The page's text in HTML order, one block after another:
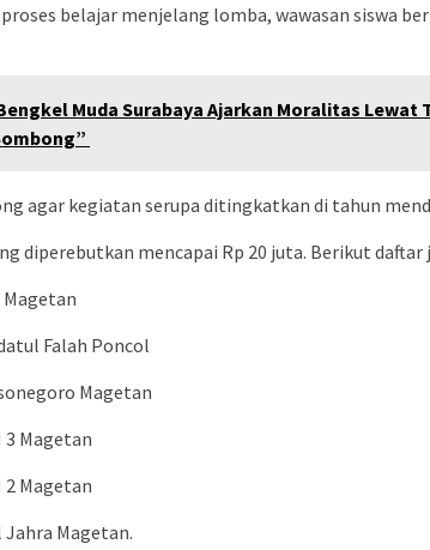
proses belajar menjelang lomba, wawasan siswa
Muda Surabaya Ajarkan Moralitas Lewat
agar kegiatan serupa ditingkatkan di tahun
diperebutkan mencapai Rp 20 juta. Berikut daftar
Magetan
Falah Poncol
Magetan
3 Magetan
2 Magetan
Jahra Magetan.